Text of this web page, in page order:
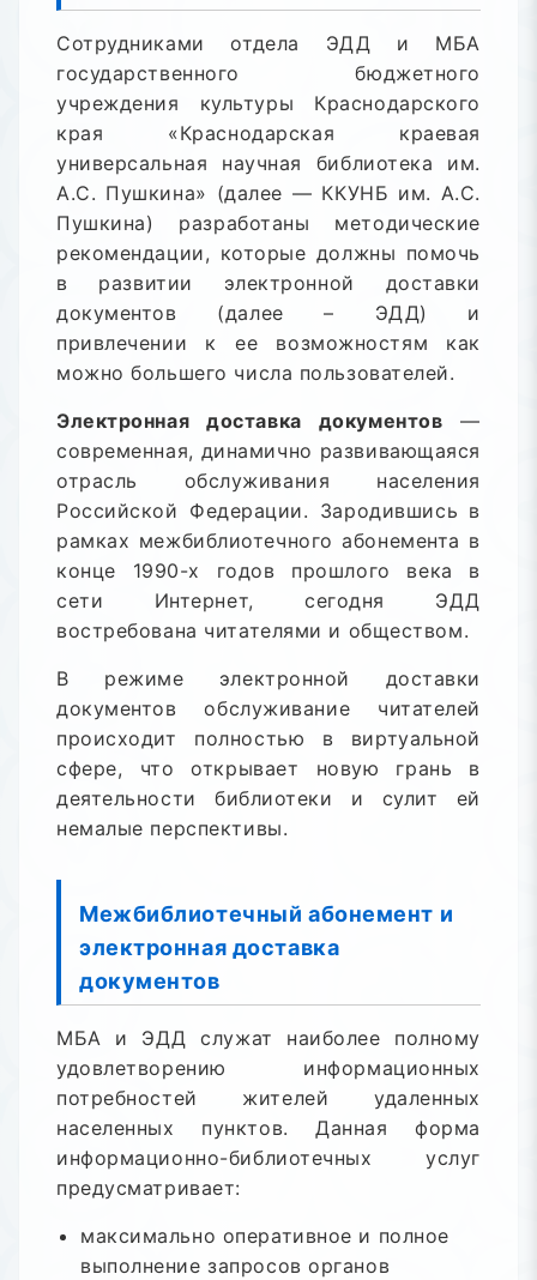
Сотрудниками отдела ЭДД и МБА
государственного бюджетного
учреждения культуры Краснодарского
края «Краснодарская краевая
универсальная научная библиотека им.
А.С. Пушкина» (далее — ККУНБ им. А.С.
Пушкина) разработаны методические
рекомендации, которые должны помочь
в развитии электронной доставки
документов (далее – ЭДД) и
привлечении к ее возможностям как
можно большего числа пользователей.
Электронная доставка документов —
современная, динамично развивающаяся
отрасль обслуживания населения
Российской Федерации. Зародившись в
рамках межбиблиотечного абонемента в
конце 1990-х годов прошлого века в
сети Интернет, сегодня ЭДД
востребована читателями и обществом.
В режиме электронной доставки
документов обслуживание читателей
происходит полностью в виртуальной
сфере, что открывает новую грань в
деятельности библиотеки и сулит ей
немалые перспективы.
Межбиблиотечный абонемент и
электронная доставка
документов
МБА и ЭДД служат наиболее полному
удовлетворению информационных
потребностей жителей удаленных
населенных пунктов. Данная форма
информационно-библиотечных услуг
предусматривает:
максимально оперативное и полное
выполнение запросов органов